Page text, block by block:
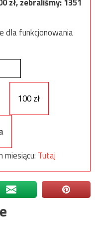
dla funkcjonowania
100 zł
miesiącu: Tutaj